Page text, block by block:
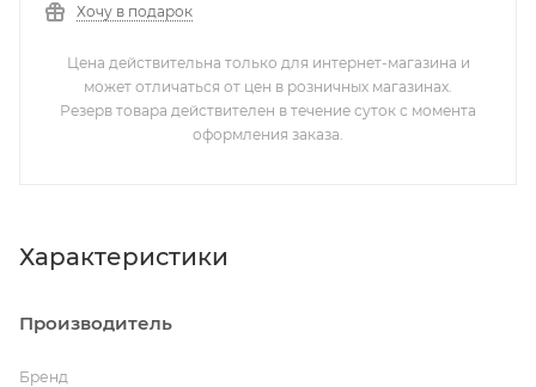
Хочу в подарок
Цена действительна только для интернет-магазина и
может отличаться от цен в розничных магазинах.
Резерв товара действителен в течение суток с момента
оформления заказа.
Характеристики
Производитель
Бренд